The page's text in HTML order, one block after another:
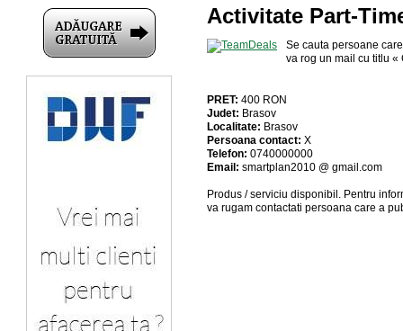
Activitate Part-
Se cauta persoane
va rog un mail cu titlu
PRET: 400 RON
Judet: Brasov
Localitate: Brasov
Persoana contact: X
Telefon: 0740000000
Email: smartplan2010 @ gmail.com
Produs / serviciu disponibil . Pentru
va rugam contactati persoana care a